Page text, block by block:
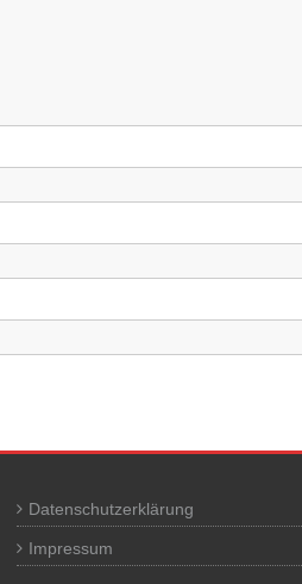
Datenschutzerklärung
Impressum